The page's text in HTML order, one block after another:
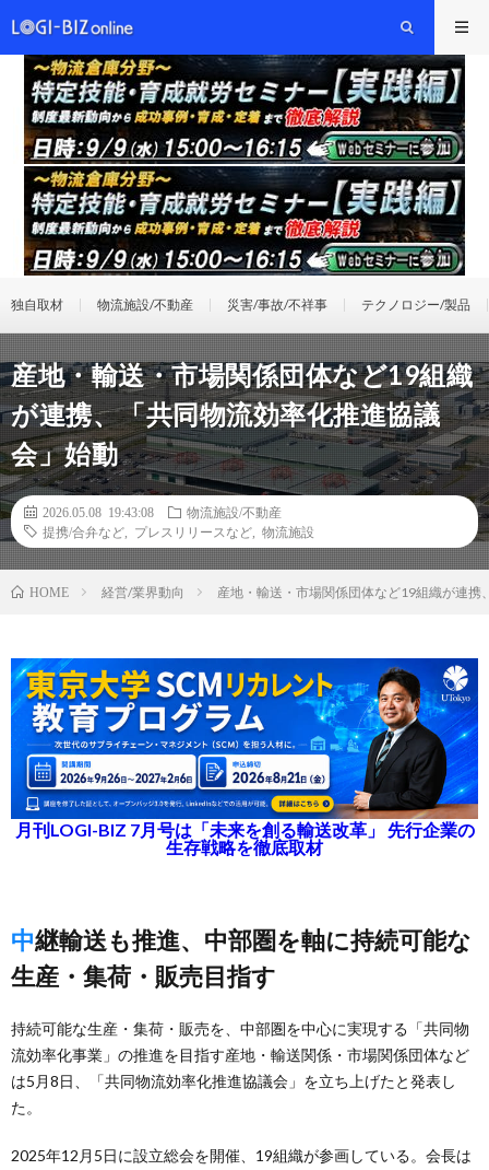
独自取材 物流施設/不動産 災害/事故/不祥事 テクノロジー/製品
産地・輸送・市場関係団体など19組織
が連携、「共同物流効率化推進協議
会」始動
2026.05.08 19:43:08
物流施設/不動産
提携/合弁など
プレスリリースなど 物流施設
HOME 経営/業界動向 産地・輸送・市場関係団体など19組織が連
月刊LOGI-BIZ 7月号は「未来を創る輸送改革」 先行企業の
生存戦略を徹底取材
中継輸送も推進、中部圏を軸に持続可能な
生産・集荷・販売目指す
持続可能な生産・集荷・販売を、中部圏を中心に実現する「共同物
流効率化事業」の推進を目指す産地・輸送関係・市場関係団体など
は5月8日、「共同物流効率化推進協議会」を立ち上げたと発表し
た。
2025年12月5日に設立総会を開催、19組織が参画している。会長は